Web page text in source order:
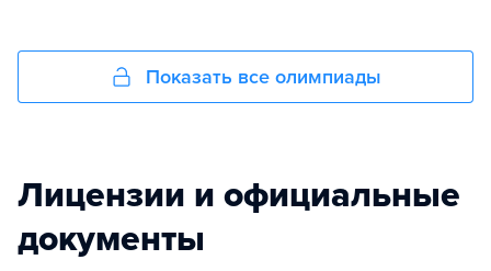
Показать все олимпиады
Лицензии и официальные
документы